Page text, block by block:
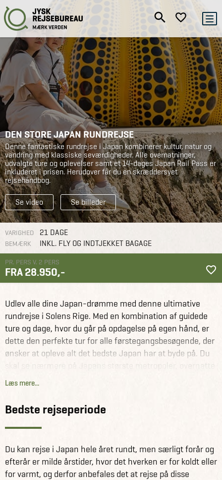
DEN STORE JAPAN RUNDREJSE
Denne fantastiske rundrejse i Japan kombinerer kultur, natur og
vandring med klassiske seværdigheder. Alle overnatninger,
udvalgte ture og oplevelser samt et 14-dages Japan Rail Pass er
inkluderet i prisen. Herudover får du en skræddersyet
rejsehåndbog.
Se video Se billeder
VARIGHED 21 DAGE
BEMÆRK INKL. FLY OG INDTJEKKET BAGAGE
PR. PERS V. 2 PERS
FRA 28.950,-
Udlev alle dine Japan-drømme med denne ultimative
rundrejse i Solens Rige. Med en kombination af guidede
ture og dage, hvor du går på opdagelse på egen hånd, er
dette den perfekte tur for alle førstegangsbesøgende, der
ønsker at opleve alt det bedste Japan har at byde på. Du
skal se nærmere på Japans største metropoler, overnatte
i en traditionel ryokan, besøge nogle af landets
japanske kultur og historie, på udflugt til en kunstø og
spise dig vej gennem Japans gastronomiske højborg. På
denne rejse kan du ligeledes fordybe dig i hands-on-
gennem et af Japans smukke landskaber på kunstnerøen
Naoshima. Forbered dig på en rejse for livet!
Læs mere...
Bedste rejseperiode
Du kan rejse i Japan hele året rundt, men særligt forår og
efterår er milde årstider, hvor det hverken er for koldt eller
for varmt, og derfor anbefales det at rejse på disse